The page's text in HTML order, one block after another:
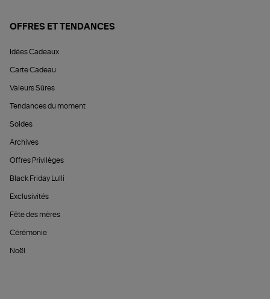
OFFRES ET TENDANCES
Idées Cadeaux
Carte Cadeau
Valeurs Sûres
Tendances du moment
Soldes
Archives
Offres Privilèges
Black Friday Lulli
Exclusivités
Fête des mères
Cérémonie
Noël